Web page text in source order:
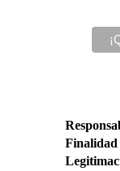
Finalidad